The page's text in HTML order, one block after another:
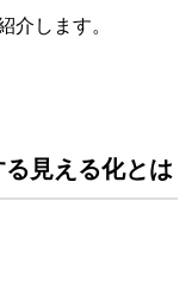
介します。
見える化とは